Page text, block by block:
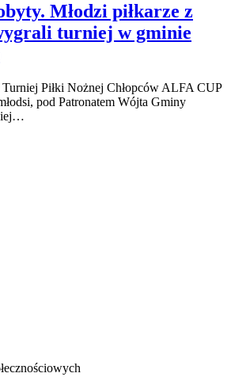
Młodzi piłkarze z
turniej w gminie
Piłki Nożnej Chłopców ALFA CUP
pod Patronatem Wójta Gminy